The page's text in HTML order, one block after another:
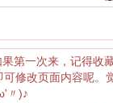
第一次来，记得收
修改页面内容呢。
〃)♪